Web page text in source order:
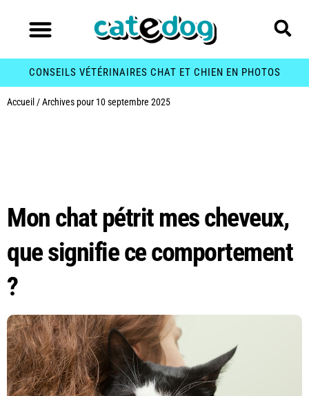
CONSEILS VÉTÉRINAIRES CHAT ET CHIEN EN PHOTOS
Accueil /Archives pour 10 septembre 2025
Mon chat pétrit mes cheveux,
que signifie ce comportement
?